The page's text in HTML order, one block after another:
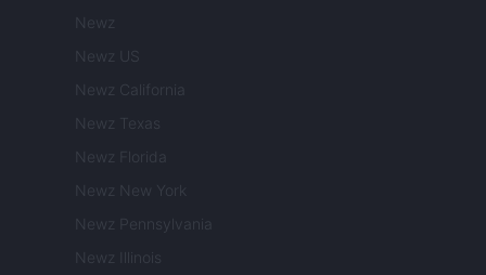
Newz
Newz US
Newz California
Newz Texas
Newz Florida
Newz New York
Newz Pennsylvania
Newz Illinois